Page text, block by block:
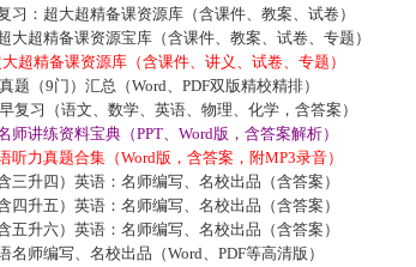
习：超大超精备课资源库（含课件、教案、试卷）
大超精备课资源宝库（含课件、教案、试卷、专题）
超精备课资源库（含课件、讲义、试卷、专题）
题（9门）汇总（Word、PDF双版精校精排）
复习（语文、数学、英语、物理、化学，含答案）
师讲练资料宝典（PPT、Word版，含答案解析）
听力真题合集（Word版，含答案，附MP3录音）
三升四）英语：名师编写、名校出品（含答案）
四升五）英语：名师编写、名校出品（含答案）
五升六）英语：名师编写、名校出品（含答案）
名师编写、名校出品（Word、PDF等高清版）